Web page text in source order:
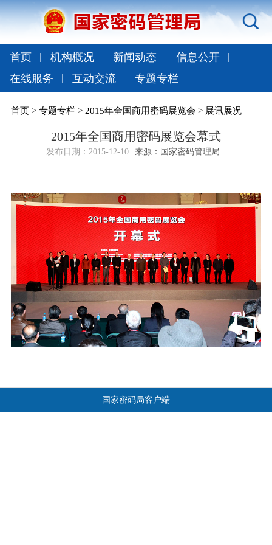
首页 机构概况 新闻动态
信息公开
在线服务
互动交流 专题专栏
首页> 专题专栏> 2015年全国商用密码展览会 > 展讯展况
2015年全国商用密码展览会幕式
发布日期： 2015-12-10 来源：国家密码管理局
国家密码局客户端